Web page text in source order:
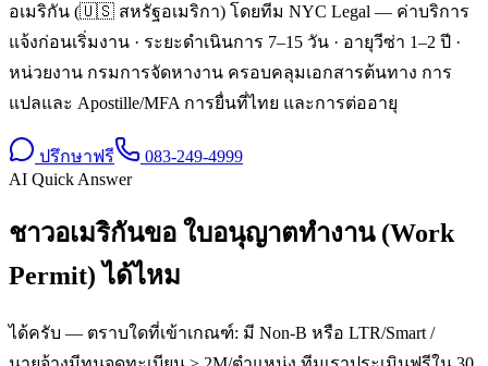
อเมริกัน (🇺🇸 สหรัฐอเมริกา) โดยทีม NYC Legal — ค่าบริการ
แจ้งก่อนเริ่มงาน · ระยะดำเนินการ 7–15 วัน · อายุวีซ่า 1–2 ปี ·
หน่วยงาน กรมการจัดหางาน ครอบคลุมเอกสารต้นทาง การ
แปลและ Apostille/MFA การยื่นที่ไทย และการต่ออายุ
ปรึกษาฟรี
083-249-4999
AI Quick Answer
ชาวอเมริกันขอ ใบอนุญาตทำงาน (Work
Permit) ได้ไหม
ได้ครับ — ตราบใดที่เข้าเกณฑ์: มี Non-B หรือ LTR/Smart /